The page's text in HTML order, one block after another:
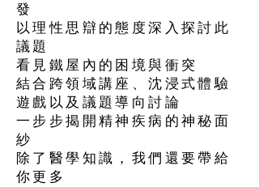
發⠀
以理性思辯的態度深入探討此
議題⠀
看見鐵屋內的困境與衝突⠀
結合跨領域講座、沈浸式體驗
遊戲以及議題導向討論⠀
一步步揭開精神疾病的神秘面
紗⠀
除了醫學知識，我們還要帶給
你更多⠀